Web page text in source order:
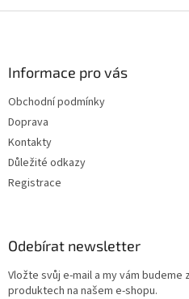
Informace pro vás
Obchodní podmínky
Doprava
Kontakty
Důležité odkazy
Registrace
Odebírat newsletter
Vložte svůj e-mail a my vám
produktech na našem e-shopu.